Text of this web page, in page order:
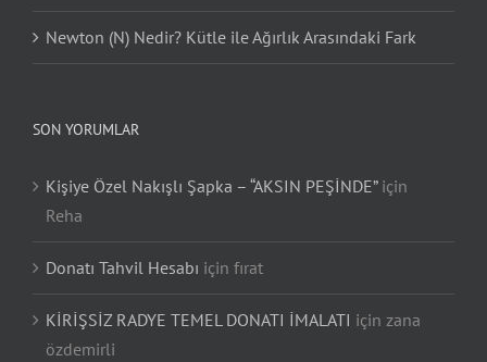
Newton (N) Nedir? Kütle ile Ağırlık Arasındaki Fark
SON YORUMLAR
Kişiye Özel Nakışlı Şapka – “AKSIN PEŞİNDE”için
Reha
Donatı Tahvil Hesabı için fırat
KİRİŞSİZ RADYE TEMEL DONATI İMALATI için zana
özdemirli